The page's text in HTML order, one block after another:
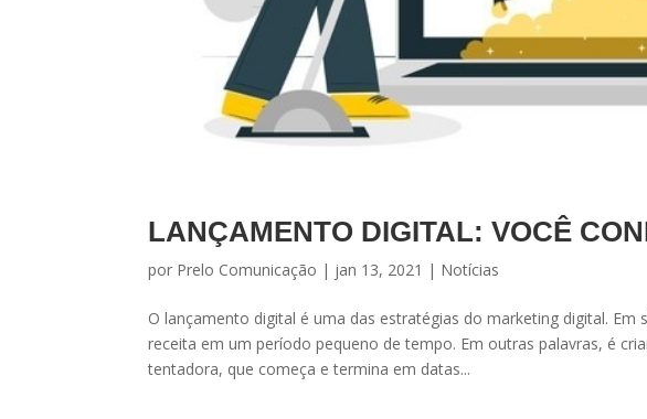
LANÇAMENTO DIGITAL: VOCÊ
por Prelo Comunicação | jan 13, 2021 | Notícias
O lançamento digital é uma das estratégias do marketing digital.
receita em um período pequeno de tempo. Em outras palavras, é
tentadora, que começa e termina em datas...